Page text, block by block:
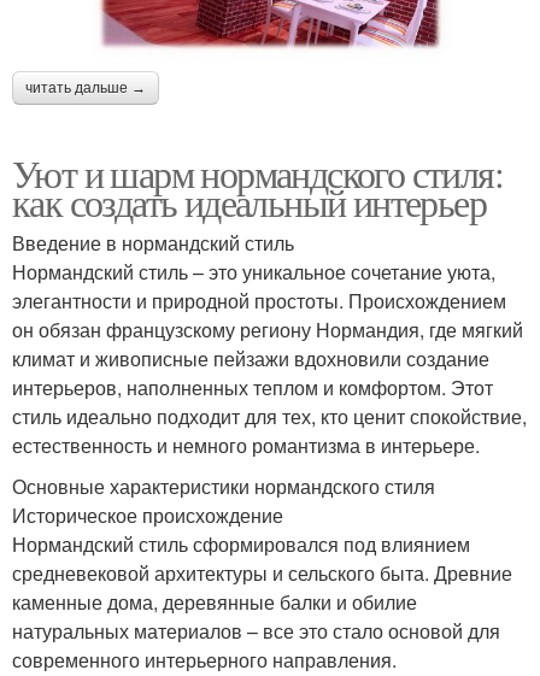
читать дальше →
Уют и шарм нормандского стиля:
как создать идеальный интерьер
Введение в нормандский стиль
Нормандский стиль – это уникальное сочетание уюта,
элегантности и природной простоты. Происхождением
он обязан французскому региону Нормандия, где мягкий
климат и живописные пейзажи вдохновили создание
интерьеров, наполненных теплом и комфортом. Этот
стиль идеально подходит для тех, кто ценит спокойствие,
естественность и немного романтизма в интерьере.
Основные характеристики нормандского стиля
Историческое происхождение
Нормандский стиль сформировался под влиянием
средневековой архитектуры и сельского быта. Древние
каменные дома, деревянные балки и обилие
натуральных материалов – все это стало основой для
современного интерьерного направления.